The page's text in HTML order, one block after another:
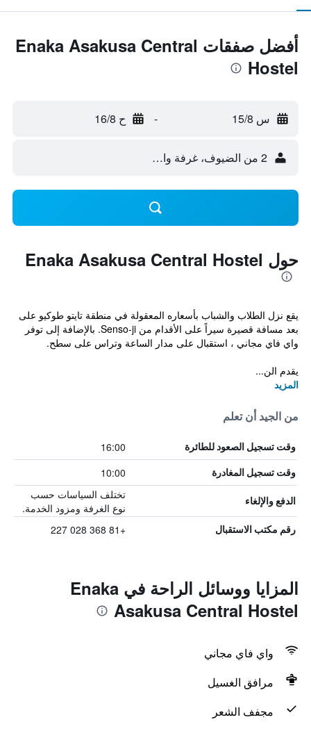
أفضل صفقات Enaka Asakusa Central
Hostel
س 15/8 - ح 16/8
2 من الضيوف، غرفة واحدة
حول Enaka Asakusa Central Hostel
يقع نزل الطلاب والشباب بأسعاره المعقولة في منطقة تايتو طوكيو على
بعد مسافة قصيرة سيراً على الأقدام من Senso-ji. بالإضافة إلى توفر
واي فاي مجاني ، استقبال على مدار الساعة وتراس على سطح.
يقدم الن...
المزيد
من الجيد أن تعلم
وقت تسجيل الصعود للطائرة 16:00
وقت تسجيل المغادرة 10:00
الدفع والإلغاء
تختلف السياسات حسب
نوع الغرفة ومزود الخدمة.
رقم مكتب الاستقبال +81 368 028 227
المزايا ووسائل الراحة في Enaka
Asakusa Central Hostel
واي فاي مجاني
مرافق الغسيل
مجفف الشعر